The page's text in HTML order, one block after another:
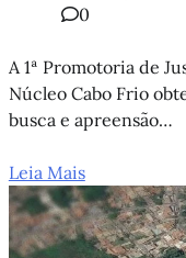
0
A 1ª Promotoria de
Núcleo Cabo Frio
busca e apreensão…
Leia Mais